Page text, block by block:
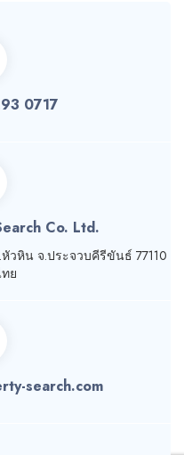
0717
Co. Ltd.
วหิน จ.ประจวบคีรีขันธ์ 77110
ย
search.com